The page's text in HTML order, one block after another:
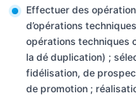
Effectuer des
d’opérations
opérations techniques
la dé duplication) ;
fidélisation, de
de promotion ;